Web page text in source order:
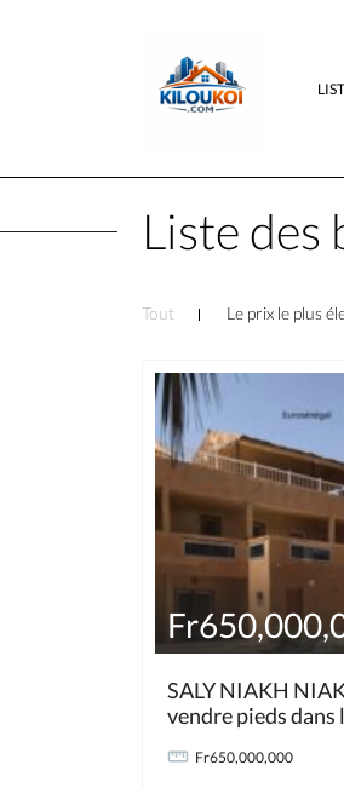
Liste des
Tout Le prix le plus
SALY NIAKH
vendre pieds dans
Fr650,000,000